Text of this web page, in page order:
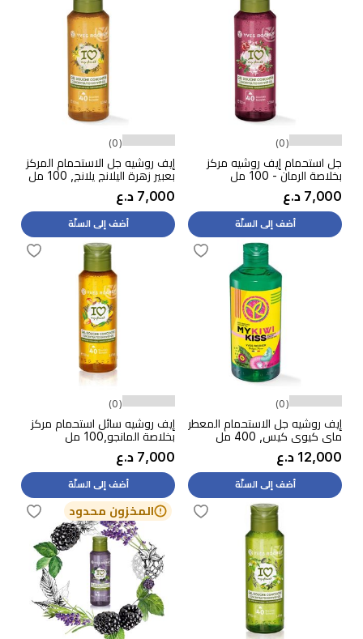
(0)
جل استحمام إيف روشيه مركز
بخلاصة الرمان - 100 مل
7,000 د.ع
أضف إلى السلّة
(0)
إيف روشيه جل الاستحمام المركز
بعبير زهرة اليلانج يلانج, 100 مل
7,000 د.ع
أضف إلى السلّة
(0)
إيف روشيه جل الاستحمام المعطر
ماي كيوي كيس, 400 مل
12,000 د.ع
أضف إلى السلّة
(0)
إيف روشيه سائل استحمام مركز
بخلاصة المانجو,100 مل
7,000 د.ع
أضف إلى السلّة
المخزون محدود